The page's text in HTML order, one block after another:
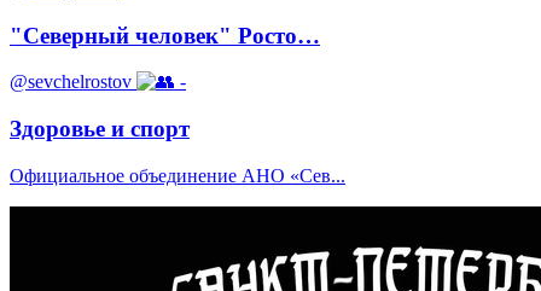
"Северный человек" Росто…
@sevchelrostov -
Здоровье и спорт
Официальное объединение АНО «Сев...